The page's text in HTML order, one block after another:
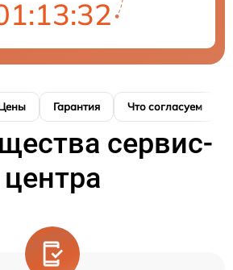
Гарантия Что согласуем
сервис-
центра